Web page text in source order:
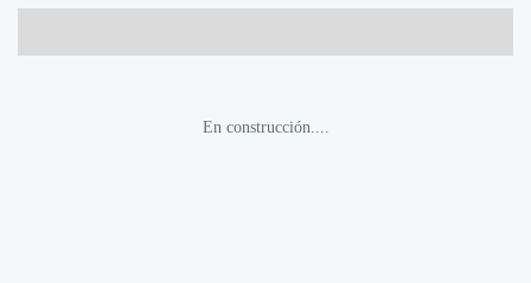
En construcción....